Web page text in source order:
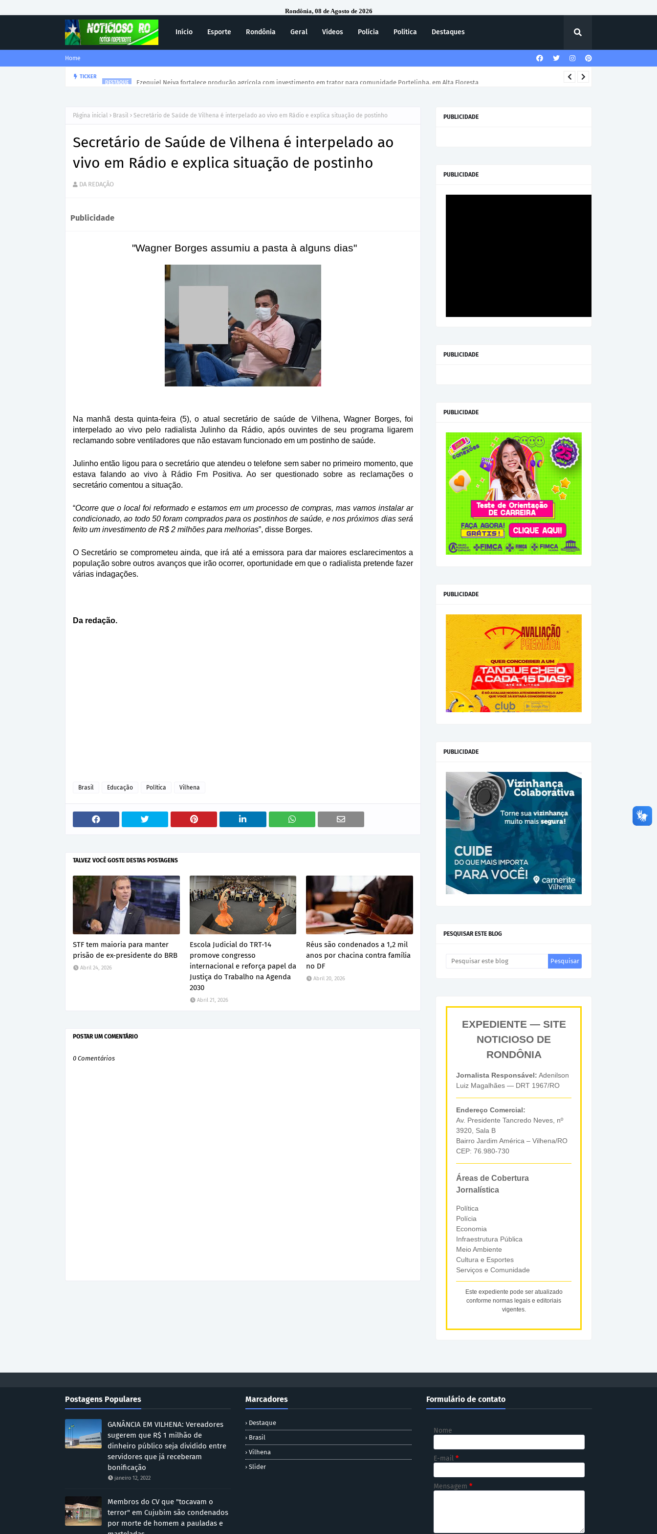
Rondônia, 08 de Agosto de 2026
Início Esporte Rondônia Geral Vídeos Polícia Política Destaques
Home
TICKER
Página inicial Brasil Secretário de Saúde de Vilhena é interpelado ao vivo em Rádio e explica situação de postinho
Secretário de Saúde de Vilhena é interpelado ao
vivo em Rádio e explica situação de postinho
DA REDAÇÃO
Publicidade
"Wagner Borges assumiu a pasta à alguns dias"
Na manhã desta quinta-feira (5), o atual secretário de saúde de Vilhena, Wagner Borges, foi
interpelado ao vivo pelo radialista Julinho da Rádio, após ouvintes de seu programa ligarem
reclamando sobre ventiladores que não estavam funcionado em um postinho de saúde.
Julinho então ligou para o secretário que atendeu o telefone sem saber no primeiro momento, que
estava falando ao vivo à Rádio Fm Positiva. Ao ser questionado sobre as reclamações o
secretário comentou a situação.
“Ocorre que o local foi reformado e estamos em um processo de compras, mas vamos instalar ar
condicionado, ao todo 50 foram comprados para os postinhos de saúde, e nos próximos dias será
feito um investimento de R$ 2 milhões para melhorias”, disse Borges.
O Secretário se comprometeu ainda, que irá até a emissora para dar maiores esclarecimentos a
população sobre outros avanços que irão ocorrer, oportunidade em que o radialista pretende fazer
várias indagações.
Da redação.
Brasil Educação Política Vilhena
TALVEZ VOCÊ GOSTE DESTAS POSTAGENS
STF tem maioria para manter
prisão de ex-presidente do BRB
Abril 24, 2026
Escola Judicial do TRT-14
promove congresso
internacional e reforça papel da
Justiça do Trabalho na Agenda
2030
Abril 21, 2026
Réus são condenados a 1,2 mil
anos por chacina contra família
no DF
Abril 20, 2026
POSTAR UM COMENTÁRIO
0 Comentários
PUBLICIDADE
PUBLICIDADE
PUBLICIDADE
PUBLICIDADE
PUBLICIDADE
PUBLICIDADE
PESQUISAR ESTE BLOG
EXPEDIENTE — SITE
NOTICIOSO DE
RONDÔNIA
Jornalista Responsável: Adenilson
Luiz Magalhães — DRT 1967/RO
Endereço Comercial:
Av. Presidente Tancredo Neves, nº
3920, Sala B
Bairro Jardim América – Vilhena/RO
CEP: 76.980-730
Áreas de Cobertura
Jornalística
Política
Polícia
Economia
Infraestrutura Pública
Meio Ambiente
Cultura e Esportes
Serviços e Comunidade
Este expediente pode ser atualizado
conforme normas legais e editoriais
vigentes.
Postagens Populares
GANÂNCIA EM VILHENA: Vereadores
sugerem que R$ 1 milhão de
dinheiro público seja dividido entre
servidores que já receberam
bonificação
janeiro 12, 2022
Membros do CV que "tocavam o
terror" em Cujubim são condenados
por morte de homem a pauladas e
Marcadores
Destaque
Brasil
Vilhena
Slider
Formulário de contato
Nome
E-mail *
Mensagem *